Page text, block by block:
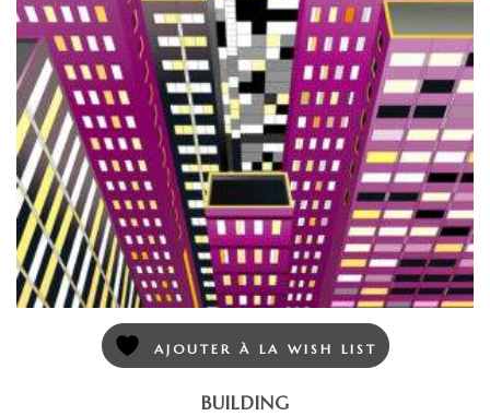
AJOUTER À LA WISH LIST
BUILDING